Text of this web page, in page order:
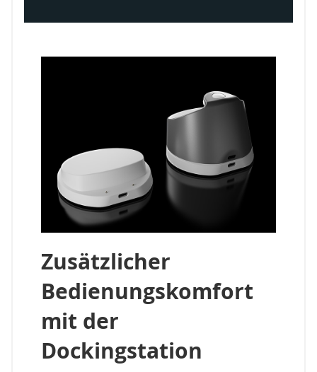
Zusätzlicher
Bedienungskomfort
mit der
Dockingstation